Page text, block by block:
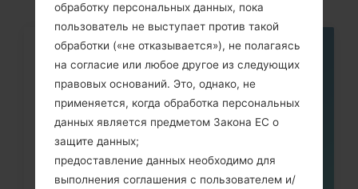
МАЯ
обработку персональных данных, пока
пользователь не выступает против такой
обработки («не отказывается»), не полагаясь
на согласие или любое другое из следующих
правовых оснований. Это, однако, не
применяется, когда обработка персональных
данных является предметом Закона ЕС о
защите данных;
предоставление данных необходимо для
выполнения соглашения с пользователем и/